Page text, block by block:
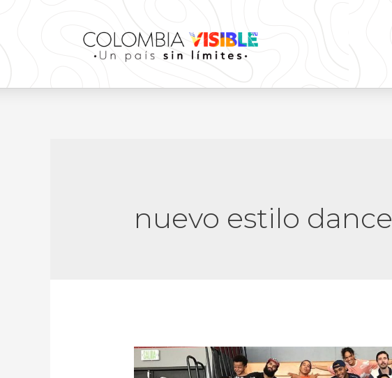
nuevo estilo dance